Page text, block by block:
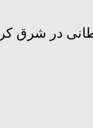
و میدان شهید